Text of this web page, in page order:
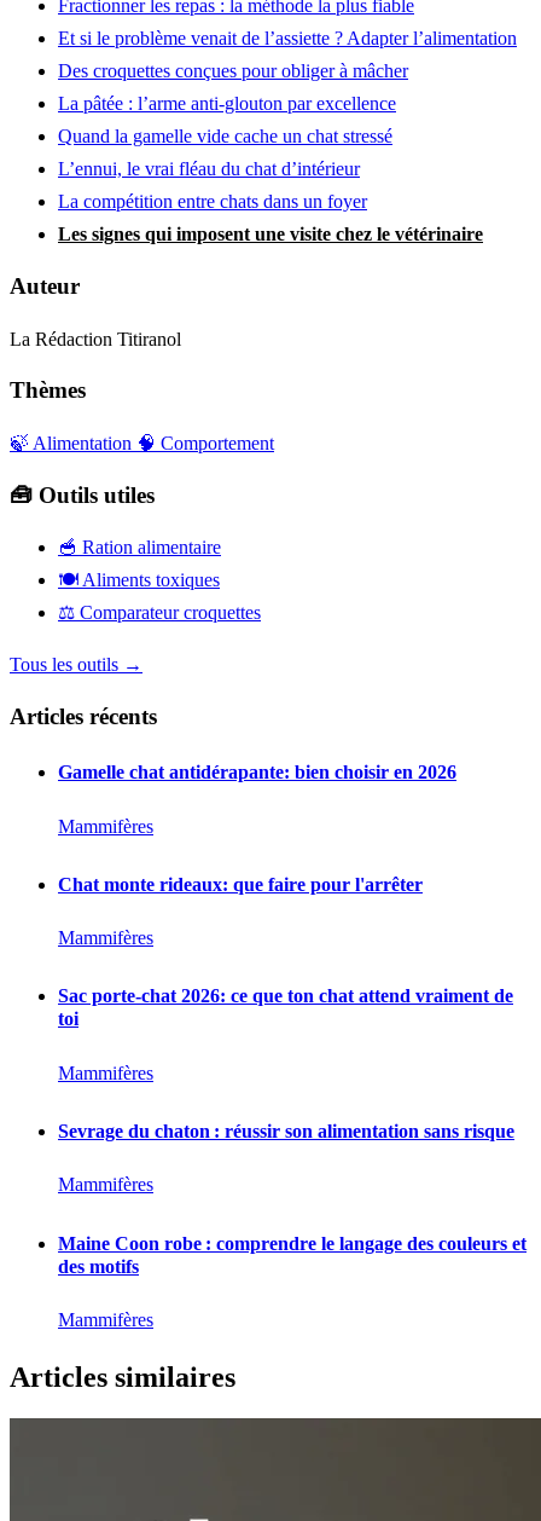
Fractionner les repas : la méthode la plus fiable
Et si le problème venait de l’assiette ? Adapter l’alimentation
Des croquettes conçues pour obliger à mâcher
La pâtée : l’arme anti-glouton par excellence
Quand la gamelle vide cache un chat stressé
L’ennui, le vrai fléau du chat d’intérieur
La compétition entre chats dans un foyer
Les signes qui imposent une visite chez le vétérinaire
Auteur
La Rédaction Titiranol
Thèmes
🍃 Alimentation 🧠 Comportement
🧰 Outils utiles
🥣 Ration alimentaire
🍽️Aliments toxiques
⚖️ Comparateur croquettes
Tous les outils →
Articles récents
Gamelle chat antidérapante: bien choisir en 2026
Mammifères
Chat monte rideaux: que faire pour l'arrêter
Mammifères
Sac porte-chat 2026: ce que ton chat attend vraiment de
toi
Mammifères
Sevrage du chaton : réussir son alimentation sans risque
Mammifères
Maine Coon robe : comprendre le langage des couleurs et
des motifs
Mammifères
Articles similaires